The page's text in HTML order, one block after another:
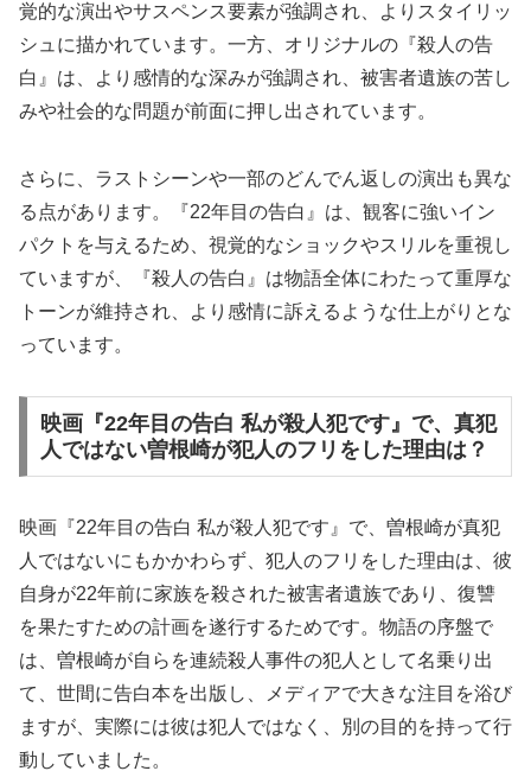
覚的な演出やサスペンス要素が強調され、よりスタイリッ
シュに描かれています。一方、オリジナルの『殺人の告
白』は、より感情的な深みが強調され、被害者遺族の苦し
みや社会的な問題が前面に押し出されています。
さらに、ラストシーンや一部のどんでん返しの演出も異な
る点があります。『22年目の告白』は、観客に強いイン
パクトを与えるため、視覚的なショックやスリルを重視し
ていますが、『殺人の告白』は物語全体にわたって重厚な
トーンが維持され、より感情に訴えるような仕上がりとな
っています。
映画『22年目の告白 私が殺人犯です』で、真犯
人ではない曽根崎が犯人のフリをした理由は？
映画『22年目の告白 私が殺人犯です』で、曽根崎が真犯
人ではないにもかかわらず、犯人のフリをした理由は、彼
自身が22年前に家族を殺された被害者遺族であり、復讐
を果たすための計画を遂行するためです。物語の序盤で
は、曽根崎が自らを連続殺人事件の犯人として名乗り出
て、世間に告白本を出版し、メディアで大きな注目を浴び
ますが、実際には彼は犯人ではなく、別の目的を持って行
動していました。